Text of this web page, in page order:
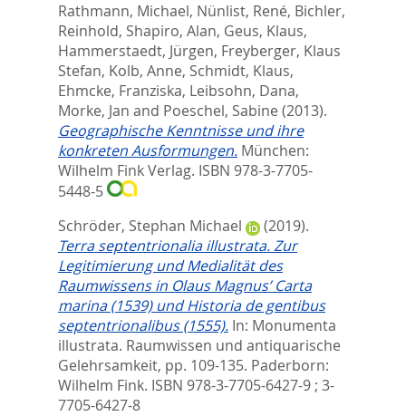
Rathmann, Michael, Nünlist, René, Bichler,
Reinhold, Shapiro, Alan, Geus, Klaus,
Hammerstaedt, Jürgen, Freyberger, Klaus
Stefan, Kolb, Anne, Schmidt, Klaus,
Ehmcke, Franziska, Leibsohn, Dana,
Morke, Jan and Poeschel, Sabine (2013).
Geographische Kenntnisse und ihre
konkreten Ausformungen. München:
Wilhelm Fink Verlag. ISBN 978-3-7705-
5448-5
Schröder, Stephan Michael
(2019).
Terra septentrionalia illustrata. Zur
Legitimierung und Medialität des
Raumwissens in Olaus Magnus’ Carta
marina (1539) und Historia de gentibus
septentrionalibus (1555). In: Monumenta
illustrata. Raumwissen und antiquarische
Gelehrsamkeit, pp. 109-135. Paderborn:
Wilhelm Fink. ISBN 978-3-7705-6427-9 ; 3-
7705-6427-8